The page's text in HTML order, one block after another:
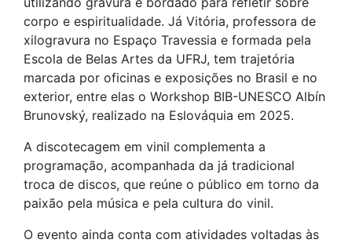
corpo e espiritualidade. Já Vitória, professora de
xilogravura no Espaço Travessia e formada pela
Escola de Belas Artes da UFRJ, tem trajetória
marcada por oficinas e exposições no Brasil e no
exterior, entre elas o Workshop BIB-UNESCO Albín
Brunovský, realizado na Eslováquia em 2025.
A discotecagem em vinil complementa a
programação, acompanhada da já tradicional
troca de discos, que reúne o público em torno da
paixão pela música e pela cultura do vinil.
O evento ainda conta com atividades voltadas às